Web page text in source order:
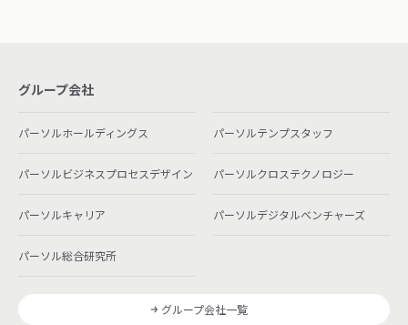
グループ会社
パーソルホールディングス パーソルテンプスタッフ
パーソルビジネスプロセスデザイン パーソルクロステクノロジー
パーソルキャリア パーソルデジタルベンチャーズ
パーソル総合研究所
グループ会社一覧